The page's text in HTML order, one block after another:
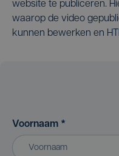
website te publiceren.
waarop de video
kunnen bewerken en
Voornaam *